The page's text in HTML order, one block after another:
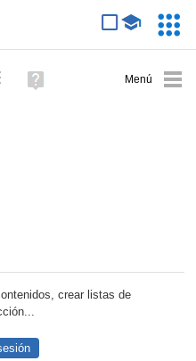
avanzada
Ayuda
(en
crear listas de